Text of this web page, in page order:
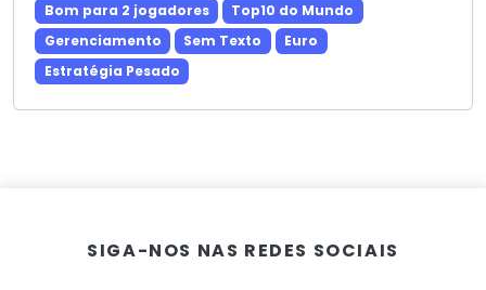
Bom para 2 jogadores
Top10 do Mundo
Gerenciamento
Sem Texto
Euro
Estratégia Pesado
SIGA-NOS NAS REDES SOCIAIS